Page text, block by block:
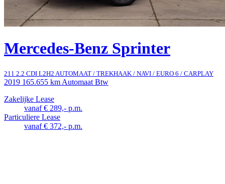
Mercedes-Benz Sprinter
211 2.2 CDI L2H2 AUTOMAAT / TREKHAAK / NAVI / EURO 6 / CARPLAY
2019 165.655 km Automaat Btw
Zakelijke Lease
vanaf € 289,- p.m.
Particuliere Lease
vanaf € 372,- p.m.